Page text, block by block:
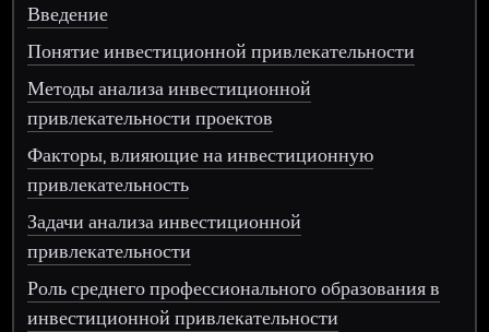
Введение
Понятие инвестиционной привлекательности
Методы анализа инвестиционной
привлекательности проектов
Факторы, влияющие на инвестиционную
привлекательность
Задачи анализа инвестиционной
привлекательности
Роль среднего профессионального образования в
инвестиционной привлекательности